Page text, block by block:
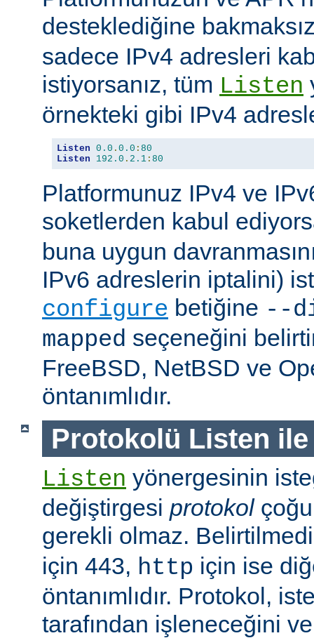
desteklediğine
sadece IPv4 adresleri
istiyorsanız, tüm Listen
örnekteki gibi IPv4
Listen 0.0 . 0.0 : 80
Listen
192.0 . 2.1 : 80
Platformunuz IPv4 ve
soketlerden kabul
buna uygun
IPv6 adreslerin iptalini)
configure betiğine --
mapped seçeneğini
FreeBSD, NetBSD ve
öntanımlıdır.
Protokolü Listen
Listen yönergesinin
değiştirgesi protokolçoğu
gerekli olmaz.
için 443, http için ise
öntanımlıdır. Protokol,
tarafından işleneceğini